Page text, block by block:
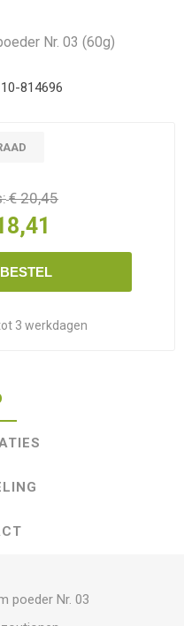
Nr. 03 (60g)
10-814696
€ 20,45
BESTEL
3 werkdagen
poeder Nr. 03